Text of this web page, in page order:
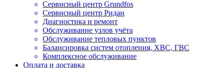
Сервисный центр Grundfos
Сервисный центр Ридан
Диагностика и ремонт
Обслуживание узлов учёта
Обслуживание тепловых пунктов
Балансировка систем отопления, ХВС, ГВС
Комплексное обслуживание
Оплата и доставка